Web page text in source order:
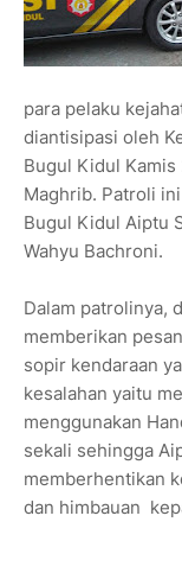
para pelaku
diantisipasi oleh
Bugul Kidul
Maghrib. Patroli
Bugul Kidul Aiptu
Wahyu Bachroni.
Dalam patrolinya,
memberikan
sopir kendaraan
kesalahan yaitu
menggunakan
sekali sehingga
memberhentikan
dan himbauan